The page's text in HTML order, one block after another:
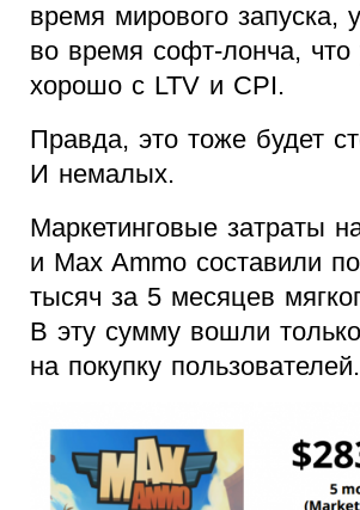
время мирового запуска,
во время софт-лонча, что
хорошо с LTV и CPI.
Правда, это тоже будет
И немалых.
Маркетинговые затраты
и Max Ammo составили
тысяч за 5 месяцев
В эту сумму вошли
на покупку пользователей.